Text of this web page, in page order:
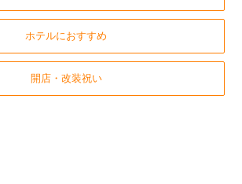
ホテルにおすすめ
開店・改装祝い